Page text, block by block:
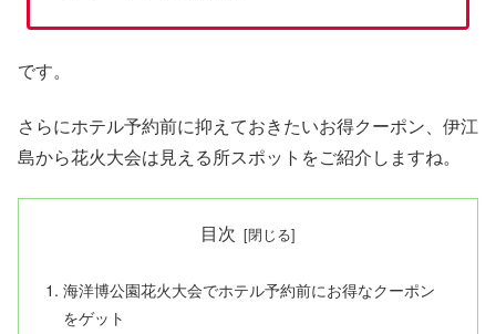
です。
さらにホテル予約前に抑えておきたいお得クーポン、伊江
島から花火大会は見える所スポットをご紹介しますね。
目次
海洋博公園花火大会でホテル予約前にお得なクーポン
をゲット